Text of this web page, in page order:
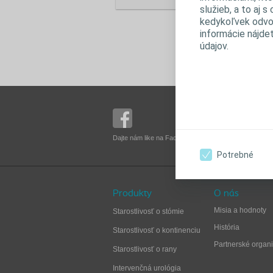
služieb, a to aj s
kedykoľvek
informácie
údajov.
Potrebné
Dajte nám like na Facebooku
Produkty
Starostlivosť o stómie
Starostlivosť o kontinenciu
Starostlivosť o rany
Intervenčná urológia
O nás
Misia a hodnoty
História
Partnerské